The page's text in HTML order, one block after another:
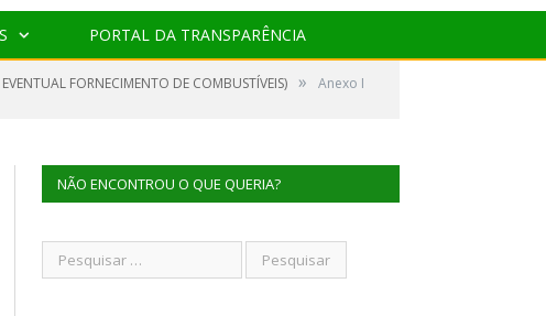
PORTAL DA TRANSPARÊNCIA
FORNECIMENTO DE COMBUSTÍVEIS) » Anexo I
NÃO ENCONTROU O QUE QUERIA?